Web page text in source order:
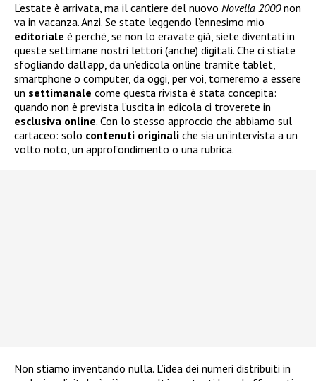
L’estate è arrivata, ma il cantiere del nuovo Novella 2000non
va in vacanza. Anzi. Se state leggendo l’ennesimo mio
editoriale è perché, se non lo eravate già, siete diventati in
queste settimane nostri lettori (anche) digitali. Che ci stiate
sfogliando dall’app, da un’edicola online tramite tablet,
smartphone o computer, da oggi, per voi, torneremo a essere
un settimanale come questa rivista è stata concepita:
quando non è prevista l’uscita in edicola ci troverete in
esclusiva online. Con lo stesso approccio che abbiamo sul
cartaceo: solo contenuti originali che sia un’intervista a un
volto noto, un approfondimento o una rubrica.
Non stiamo inventando nulla. L’idea dei numeri distribuiti in